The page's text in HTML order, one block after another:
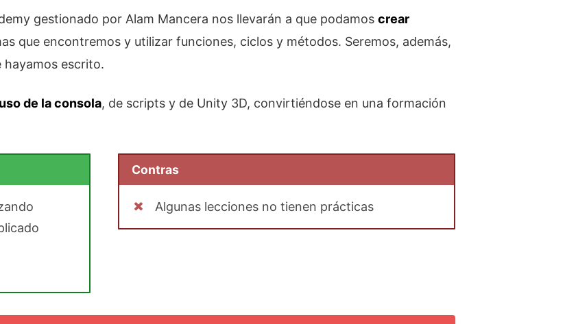
gestionado por Alam Mancera nos llevarán a que podamos crear
que encontremos y utilizar funciones, ciclos y métodos. Seremos, además,
hayamos escrito.
de la consola, de scripts y de Unity 3D, convirtiéndose en una formación
Contras
Algunas lecciones no tienen prácticas